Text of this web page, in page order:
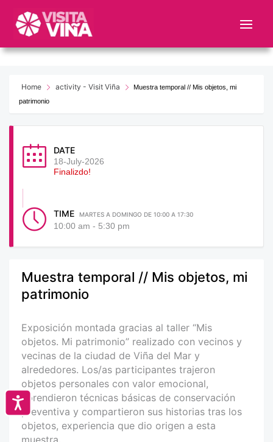
este
web
sistema
Accesibilidad
Home activity - Visit Viña
Muestra temporal // Mis objetos, mi
patrimonio
DATE
18-July-2026
Finalizdo!
TIME MARTES A DOMINGO DE 10:00 A 17:30
10:00 am - 5:30 pm
Muestra temporal // Mis objetos, mi
patrimonio
Exposición montada gracias al taller “Mis
objetos. Mi patrimonio” realizado con vecinos y
vecinas de la ciudad de Viña del Mar y
alrededores. Los/as participantes trajeron
objetos personales con valor emocional,
aprendieron técnicas básicas de conservación
preventiva y compartieron sus historias tras los
objetos, experiencia que dio origen a esta